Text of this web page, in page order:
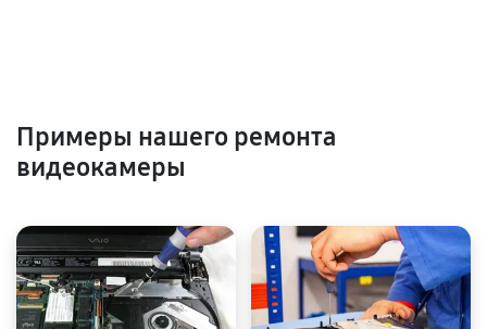
Примеры нашего ремонта
видеокамеры